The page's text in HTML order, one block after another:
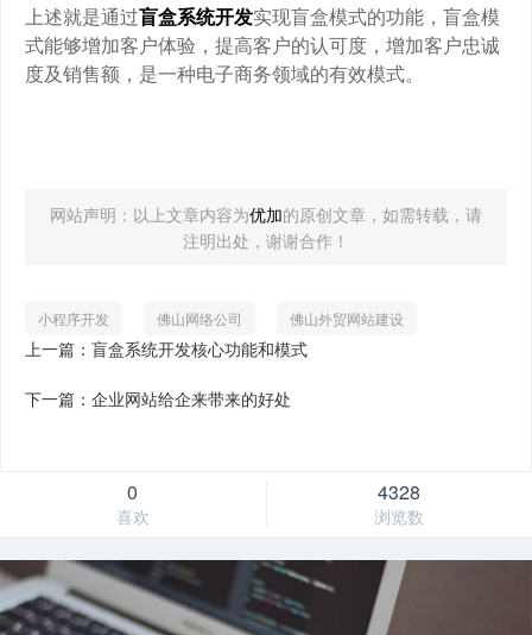
上述就是通过盲盒系统开发实现盲盒模式的功能，盲盒模
式能够增加客户体验，提高客户的认可度，增加客户忠诚
度及销售额，是一种电子商务领域的有效模式。
网站声明：以上文章内容为优加的原创文章，如需转载，请
注明出处，谢谢合作！
小程序开发 佛山网络公司 佛山外贸网站建设
上一篇：盲盒系统开发核心功能和模式
下一篇：企业网站给企来带来的好处
0
喜欢
4328
浏览数